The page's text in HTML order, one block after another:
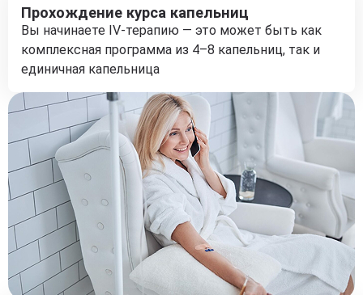
Прохождение курса капельниц
Вы начинаете IV-терапию — это может быть как
комплексная программа из 4–8 капельниц, так и
единичная капельница